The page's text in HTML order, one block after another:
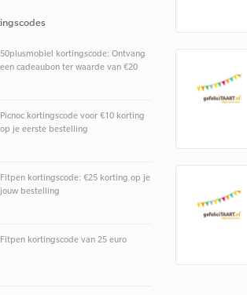
50plusmobiel kortingscode: Ontvang
een cadeaubon ter waarde van €20
Picnoc kortingscode voor €10 korting
op je eerste bestelling
Fitpen kortingscode: €25 korting op je
jouw bestelling
Fitpen kortingscode van 25 euro